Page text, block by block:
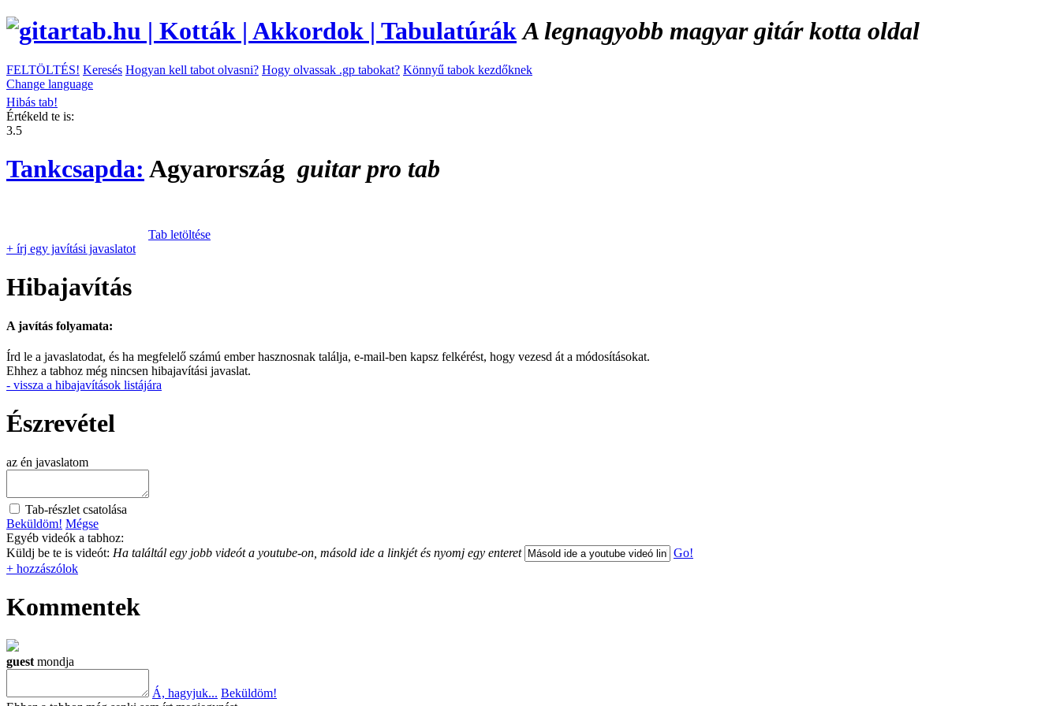
A legnagyobb magyar gitár kotta oldal
FELTÖLTÉS! Keresés Hogyan kell tabot olvasni? Hogy olvassak .gp tabokat? Könnyű tabok kezdőknek
Change language
Hibás tab!
Értékeld te is:
3.5
Tankcsapda: Agyarország guitar pro tab
Tab letöltése
+ írj egy javítási javaslatot
Hibajavítás
A javítás folyamata:
Írd le a javaslatodat, és ha megfelelő számú ember hasznosnak találja, e-mail-ben kapsz felkérést, hogy vezesd át a módosításokat.
Ehhez a tabhoz még nincsen hibajavítási javaslat.
- vissza a hibajavítások listájára
Észrevétel
az én javaslatom
Tab-részlet csatolása
Beküldöm! Mégse
Egyéb videók a tabhoz:
Küldj be te is videót: Ha találtál egy jobb videót a youtube-on, másold ide a linkjét és nyomj egy enteret
Go!
+ hozzászólok
Kommentek
guest mondja
Á, hagyjuk... Beküldöm!